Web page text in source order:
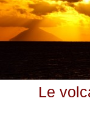
Le